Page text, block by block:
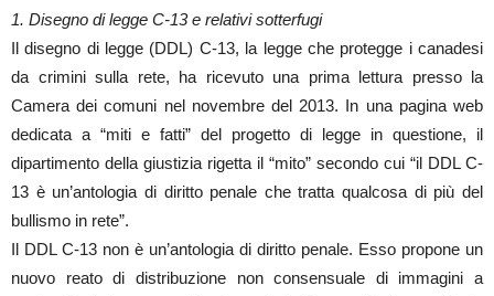
1. Disegno di legge C-13 e relativi sotterfugi
Il disegno di legge (DDL) C-13, la legge che protegge i canadesi
da crimini sulla rete, ha ricevuto una prima lettura presso la
Camera dei comuni nel novembre del 2013. In una pagina web
dedicata a “miti e fatti” del progetto di legge in questione, il
dipartimento della giustizia rigetta il “mito” secondo cui “il DDL C-
13 è un’antologia di diritto penale che tratta qualcosa di più del
bullismo in rete”.
Il DDL C-13 non è un’antologia di diritto penale. Esso propone un
nuovo reato di distribuzione non consensuale di immagini a